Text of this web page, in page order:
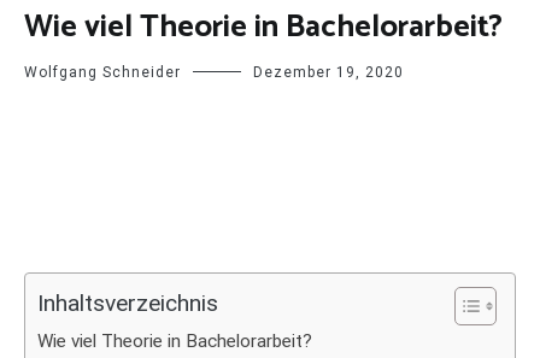
Wie viel Theorie in Bachelorarbeit?
Wolfgang Schneider Dezember 19, 2020
Inhaltsverzeichnis
Wie viel Theorie in Bachelorarbeit?